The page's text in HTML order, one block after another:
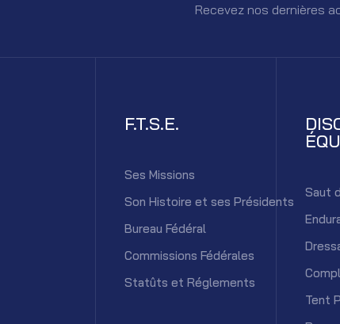
Recevez nos dernières
F.T.S.E.
Ses Missions
Son Histoire et ses Présidents
Bureau Fédéral
Commissions Fédérales
Statûts et Réglements
Saut
Tent